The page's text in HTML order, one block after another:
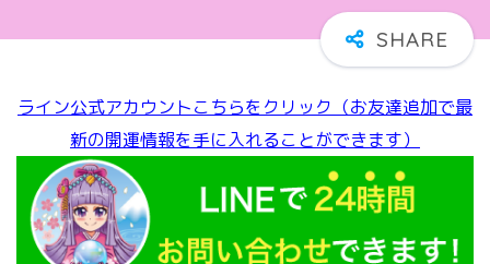
ライン公式アカウントこちらをクリック（お友達追加で最
新の開運情報を手に入れることができます）